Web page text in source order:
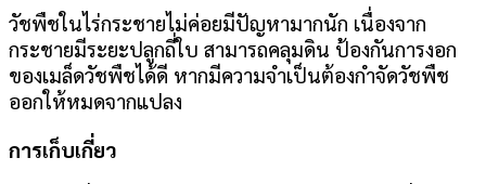
วัชพืชในไร่กระชายไม่ค่อยมีปัญหามากนัก เนื่องจาก
กระชายมีระยะปลูกถี่ใบ สามารถคลุมดิน ป้องกันการงอก
ของเมล็ดวัชพืชได้ดี หากมีความจำเป็นต้องกำจัดวัชพืช
ออกให้หมดจากแปลง
การเก็บเกี่ยว